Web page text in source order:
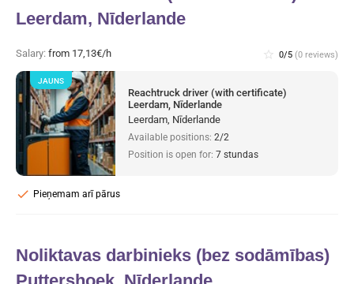
Leerdam, Nīderlande
Salary: from 17,13€/h star_border 0/5 (0 reviews)
Reachtruck driver (with certificate)
Leerdam, Nīderlande
Leerdam, Nīderlande
Available positions: 2/2
Position is open for: 7 stundas
Pieņemam arī pārus
check
JAUNS
Noliktavas darbinieks (bez sodāmības)